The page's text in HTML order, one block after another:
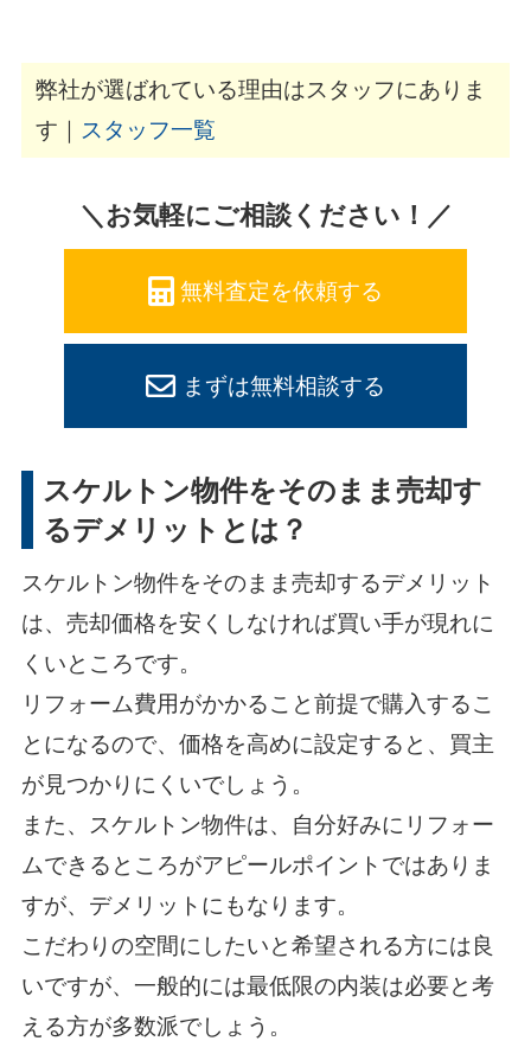
弊社が選ばれている理由はスタッフにありま
す｜
スタッフ一覧
＼お気軽にご相談ください！／
無料査定を依頼する
まずは無料相談する
スケルトン物件をそのまま売却す
るデメリットとは？
スケルトン物件をそのまま売却するデメリット
は、売却価格を安くしなければ買い手が現れに
くいところです。
リフォーム費用がかかること前提で購入するこ
とになるので、価格を高めに設定すると、買主
が見つかりにくいでしょう。
また、スケルトン物件は、自分好みにリフォー
ムできるところがアピールポイントではありま
すが、デメリットにもなります。
こだわりの空間にしたいと希望される方には良
いですが、一般的には最低限の内装は必要と考
える方が多数派でしょう。